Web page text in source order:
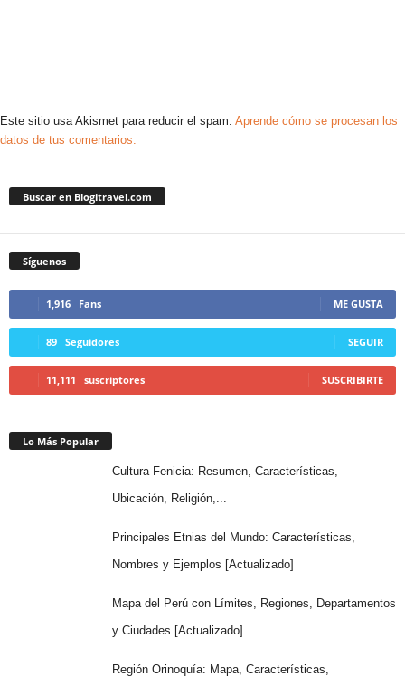
Este sitio usa Akismet para reducir el spam. Aprende cómo se procesan los
datos de tus comentarios.
Buscar en Blogitravel.com
Síguenos
1,916 Fans ME GUSTA
89 Seguidores SEGUIR
11,111 suscriptores SUSCRIBIRTE
Lo Más Popular
Cultura Fenicia: Resumen, Características,
Ubicación, Religión,...
Principales Etnias del Mundo: Características,
Nombres y Ejemplos [Actualizado]
Mapa del Perú con Límites, Regiones, Departamentos
y Ciudades [Actualizado]
Región Orinoquía: Mapa, Características,